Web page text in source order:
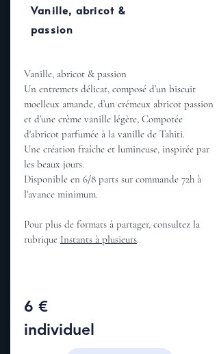
Vanille, abricot &
passion
Vanille, abricot & passion
Un entremets délicat, composé d’un biscuit
moelleux amande, d’un crémeux abricot passion
et d’une crème vanille légère, Compotée
d'abricot parfumée à la vanille de Tahiti.
Une création fraîche et lumineuse, inspirée par
les beaux jours.
Disponible en 6/8 parts sur commande 72h à
l'avance minimum.
Pour plus de formats à partager, consultez la
rubrique Instants à plusieurs.
6 €
individuel